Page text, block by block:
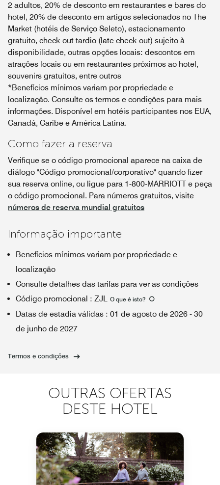
2 adultos, 20% de desconto em restaurantes e bares do
hotel, 20% de desconto em artigos selecionados no The
Market (hotéis de Serviço Seleto), estacionamento
gratuito, check-out tardio (late check-out) sujeito à
disponibilidade, outras opções locais: descontos em
atrações locais ou em restaurantes próximos ao hotel,
souvenirs gratuitos, entre outros
*Benefícios mínimos variam por propriedade e
localização. Consulte os termos e condições para mais
informações. Disponível em hotéis participantes nos EUA,
Canadá, Caribe e América Latina.
Como fazer a reserva
Verifique se o código promocional aparece na caixa de
diálogo "Código promocional/corporativo" quando fizer
sua reserva online, ou ligue para 1-800-MARRIOTT e peça
o código promocional. Para números gratuitos, visite
números de reserva mundial gratuitos
Informação importante
Benefícios mínimos variam por propriedade e
localização
Consulte detalhes das tarifas para ver as condições
Código promocional : ZJL O que é isto?
Datas de estadia válidas : 01 de agosto de 2026 - 30
de junho de 2027
Termos e condições
OUTRAS OFERTAS
DESTE HOTEL